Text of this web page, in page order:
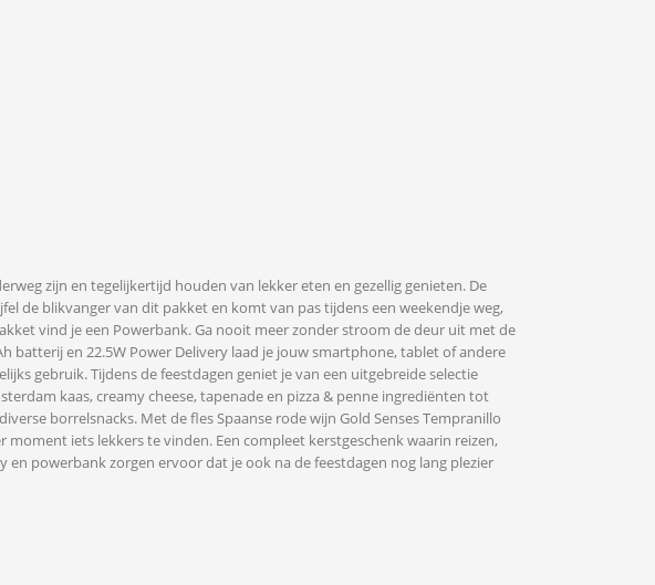
zijn en tegelijkertijd houden van lekker eten en gezellig genieten. De
de blikvanger van dit pakket en komt van pas tijdens een weekendje weg,
vind je een Powerbank. Ga nooit meer zonder stroom de deur uit met de
batterij en 22.5W Power Delivery laad je jouw smartphone, tablet of andere
gebruik. Tijdens de feestdagen geniet je van een uitgebreide selectie
kaas, creamy cheese, tapenade en pizza & penne ingrediënten tot
borrelsnacks. Met de fles Spaanse rode wijn Gold Senses Tempranillo
iets lekkers te vinden. Een compleet kerstgeschenk waarin reizen,
en powerbank zorgen ervoor dat je ook na de feestdagen nog lang plezier